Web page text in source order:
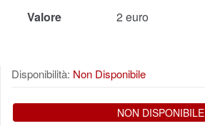
Valore 2 euro
Disponibilità: Non Disponibile
NON DISPONIBILE